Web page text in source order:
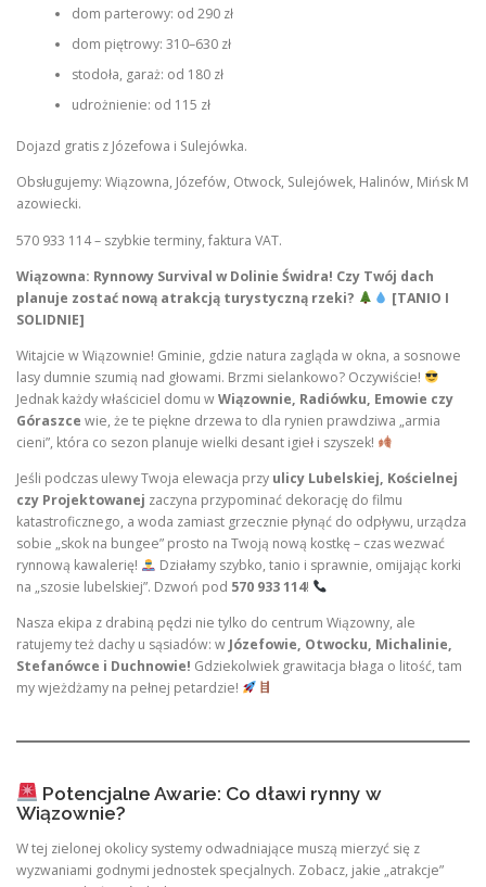
dom parterowy: od 290 zł
dom piętrowy: 310–630 zł
stodoła, garaż: od 180 zł
udrożnienie: od 115 zł
Dojazd gratis z Józefowa i Sulejówka.
Obsługujemy: Wiązowna, Józefów, Otwock, Sulejówek, Halinów, Mińsk M
azowiecki.
570 933 114 – szybkie terminy, faktura VAT.
Wiązowna: Rynnowy Survival w Dolinie Świdra! Czy Twój dach
planuje zostać nową atrakcją turystyczną rzeki?
[TANIO I
SOLIDNIE]
Witajcie w Wiązownie! Gminie, gdzie natura zagląda w okna, a sosnowe
lasy dumnie szumią nad głowami. Brzmi sielankowo? Oczywiście!
Jednak każdy właściciel domu wWiązownie, Radiówku, Emowie czy
Góraszce wie, że te piękne drzewa to dla rynien prawdziwa „armia
cieni”, która co sezon planuje wielki desant igieł i szyszek!
Jeśli podczas ulewy Twoja elewacja przy ulicy Lubelskiej, Kościelnej
czy Projektowanej zaczyna przypominać dekorację do filmu
katastroficznego, a woda zamiast grzecznie płynąć do odpływu, urządza
sobie „skok na bungee” prosto na Twoją nową kostkę – czas wezwać
rynnową kawalerię!
Działamy szybko, tanio i sprawnie, omijając korki
na „szosie lubelskiej”. Dzwoń pod 570 933 114!
Nasza ekipa z drabiną pędzi nie tylko do centrum Wiązowny, ale
ratujemy też dachy u sąsiadów: w Józefowie, Otwocku, Michalinie,
Stefanówce i Duchnowie! Gdziekolwiek grawitacja błaga o litość, tam
my wjeżdżamy na pełnej petardzie!
Potencjalne Awarie: Co dławi rynny w
Wiązownie?
W tej zielonej okolicy systemy odwadniające muszą mierzyć się z
wyzwaniami godnymi jednostek specjalnych. Zobacz, jakie „atrakcje”